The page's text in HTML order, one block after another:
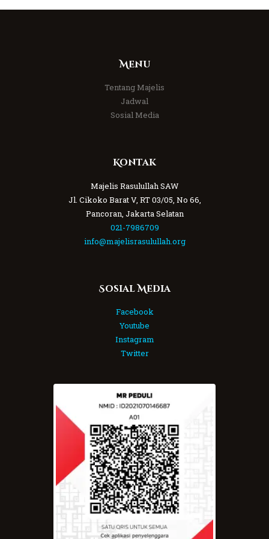
Menu
Tentang Majelis
Jadwal
Sosial Media
Kontak
Majelis Rasulullah SAW
Jl. Cikoko Barat V, RT 03/05, No 66,
Pancoran, Jakarta Selatan
021-7986709
info@majelisrasulullah.org
Sosial Media
Facebook
Youtube
Instagram
Twitter